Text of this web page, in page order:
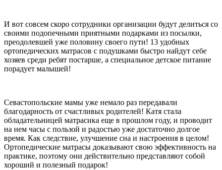
И вот совсем скоро сотрудники организации будут делиться со
своими подопечными приятными подарками из посылки,
преодолевшей уже половину своего пути! 13 удобных
ортопедических матрасов с подушками быстро найдут себе
хозяев среди ребят постарше, а специальное детское питание
порадует малышей!
Севастопольские мамы уже немало раз передавали
благодарность от счастливых родителей! Катя стала
обладательницей матрасика еще в прошлом году, и проводит
на нем часы с пользой и радостью уже достаточно долгое
время. Как следствие, улучшение сна и настроения в целом!
Ортопедические матрасы доказывают свою эффективность на
практике, поэтому они действительно представляют собой
хороший и полезный подарок!